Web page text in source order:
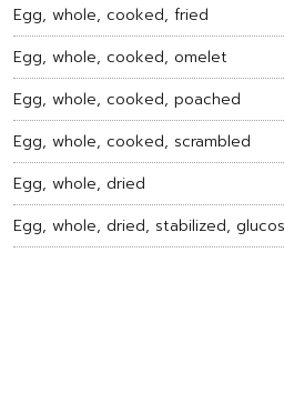
Egg, whole, cooked, fried
Egg, whole, cooked, omelet
Egg, whole, cooked, poached
Egg, whole, cooked, scrambled
Egg, whole, dried
Egg, whole, dried, stabilized,